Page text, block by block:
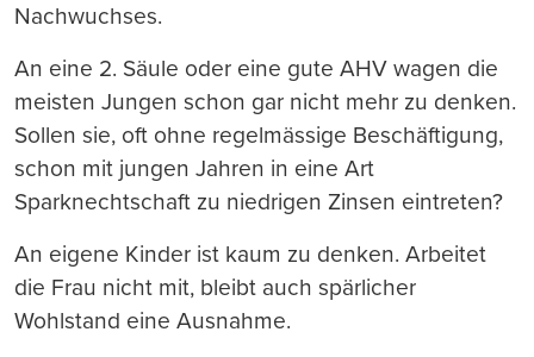
Nachwuchses.
An eine 2. Säule oder eine gute AHV wagen die
meisten Jungen schon gar nicht mehr zu denken.
Sollen sie, oft ohne regelmässige Beschäftigung,
schon mit jungen Jahren in eine Art
Sparknechtschaft zu niedrigen Zinsen eintreten?
An eigene Kinder ist kaum zu denken. Arbeitet
die Frau nicht mit, bleibt auch spärlicher
Wohlstand eine Ausnahme.